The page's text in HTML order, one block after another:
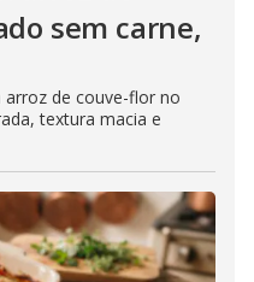
sem carne,
de couve-flor no
textura macia e